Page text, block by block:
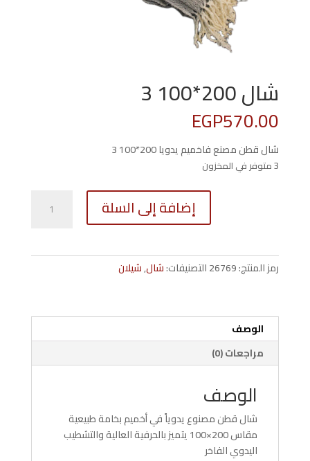
شال 200*100 3
EGP570.00
شال قطن مصنع فاخميم يدويا 200*100 3
3 متوفر في المخزون
إضافة إلى السلة
رمز المنتج:26769التصنيفات:شال,شيلان
الوصف
مراجعات (0)
الوصف
شال قطن مصنوع يدوياً في أخميم بخامة طبيعية
مقاس 200×100 يتميز بالحرفية العالية والتشطيب
اليدوي الفاخر